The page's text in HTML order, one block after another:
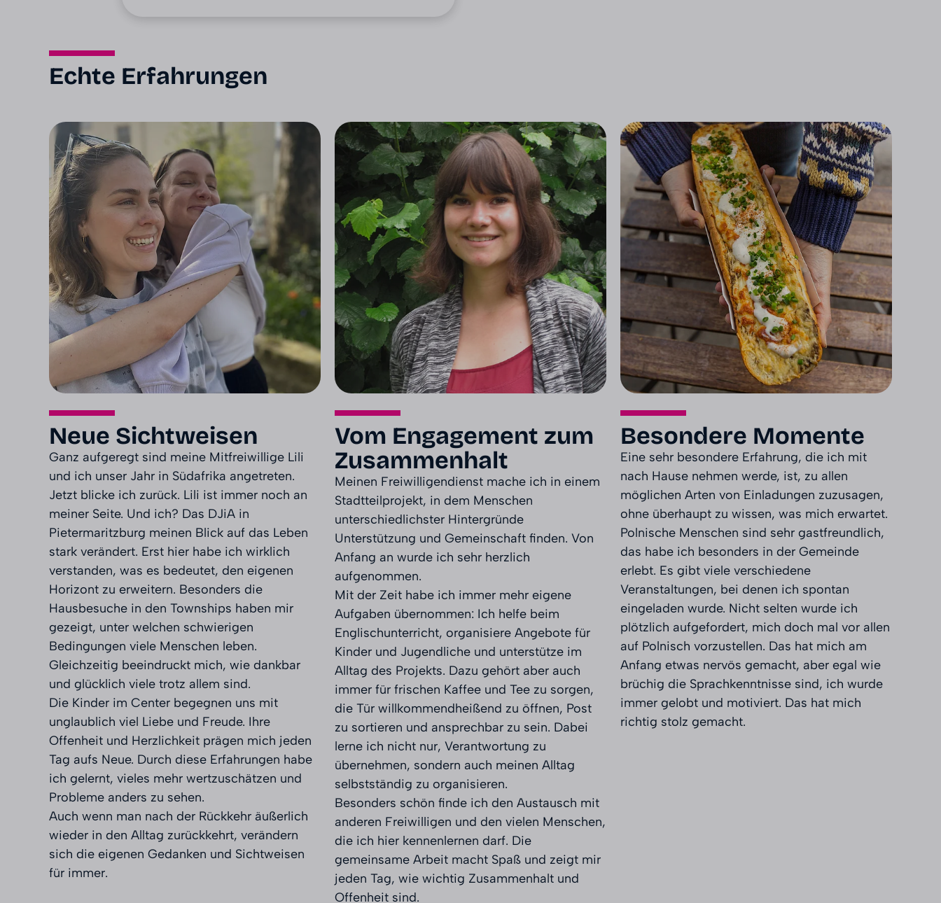
Echte Erfahrungen
Neue Sichtweisen
Ganz aufgeregt sind meine Mitfreiwillige Lili
und ich unser Jahr in Südafrika angetreten.
Jetzt blicke ich zurück. Lili ist immer noch an
meiner Seite. Und ich? Das DJiA in
Pietermaritzburg meinen Blick auf das Leben
stark verändert. Erst hier habe ich wirklich
verstanden, was es bedeutet, den eigenen
Horizont zu erweitern. Besonders die
Hausbesuche in den Townships haben mir
gezeigt, unter welchen schwierigen
Bedingungen viele Menschen leben.
Gleichzeitig beeindruckt mich, wie dankbar
und glücklich viele trotz allem sind.
Die Kinder im Center begegnen uns mit
unglaublich viel Liebe und Freude. Ihre
Offenheit und Herzlichkeit prägen mich jeden
Tag aufs Neue. Durch diese Erfahrungen habe
ich gelernt, vieles mehr wertzuschätzen und
Probleme anders zu sehen.
Auch wenn man nach der Rückkehr äußerlich
wieder in den Alltag zurückkehrt, verändern
sich die eigenen Gedanken und Sichtweisen
für immer.
Vom Engagement zum
Zusammenhalt
Meinen Freiwilligendienst mache ich in einem
Stadtteilprojekt, in dem Menschen
unterschiedlichster Hintergründe
Unterstützung und Gemeinschaft finden. Von
Anfang an wurde ich sehr herzlich
aufgenommen.
Mit der Zeit habe ich immer mehr eigene
Aufgaben übernommen: Ich helfe beim
Englischunterricht, organisiere Angebote für
Kinder und Jugendliche und unterstütze im
Alltag des Projekts. Dazu gehört aber auch
immer für frischen Kaffee und Tee zu sorgen,
die Tür willkommendheißend zu öffnen, Post
zu sortieren und ansprechbar zu sein. Dabei
lerne ich nicht nur, Verantwortung zu
übernehmen, sondern auch meinen Alltag
selbstständig zu organisieren.
Besonders schön finde ich den Austausch mit
anderen Freiwilligen und den vielen Menschen,
die ich hier kennenlernen darf. Die
gemeinsame Arbeit macht Spaß und zeigt mir
jeden Tag, wie wichtig Zusammenhalt und
Offenheit sind.
Besondere Momente
Eine sehr besondere Erfahrung, die ich mit
nach Hause nehmen werde, ist, zu allen
möglichen Arten von Einladungen zuzusagen,
ohne überhaupt zu wissen, was mich erwartet.
Polnische Menschen sind sehr gastfreundlich,
das habe ich besonders in der Gemeinde
erlebt. Es gibt viele verschiedene
Veranstaltungen, bei denen ich spontan
eingeladen wurde. Nicht selten wurde ich
plötzlich aufgefordert, mich doch mal vor allen
auf Polnisch vorzustellen. Das hat mich am
Anfang etwas nervös gemacht, aber egal wie
brüchig die Sprachkenntnisse sind, ich wurde
immer gelobt und motiviert. Das hat mich
richtig stolz gemacht.